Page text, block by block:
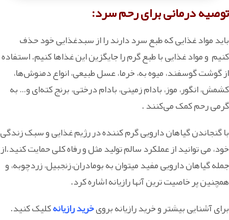
توصیه درمانی برای رحم سرد:
باید مواد غذایی که طبع سرد دارند را از سبدغذایی خود حذف
کنیم و مواد غذایی با طبع گرم را جایگزین این غذاها کنیم. استفاده
از گوشت گوسفند، میوه به، خرما، عسل طبیعی، انواع دمنوش‌ها،
کشمش، انگور، موز، بادام زمینی، بادام درختی، برنج کته‌ای و… به
گرمی رحم کمک می‌کنند .
با گنجاندن گیاهان دارویی گرم کننده در رژیم غذایی و سبک زندگی
خود، می توانید از عملکرد سالم تولید مثل و رفاه کلی حمایت کنید.از
جمله گیاهان دارویی مفید میتوان به بومادران،زنجبیل، زردچوبه، و
همچنین پر خاصیت ترین آنها رازیانه اشاره کرد.
برای آشنایی بیشتر و خرید رازیانه برویخرید رازیانهکلیک کنید.